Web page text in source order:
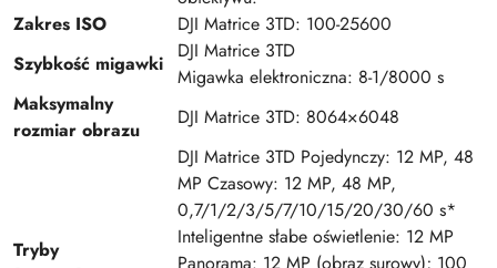
Zakres ISO
DJI Matrice 3TD: 100-25600
Szybkość migawki
DJI Matrice 3TD
Migawka elektroniczna: 8-1/8000 s
Maksymalny
rozmiar obrazu
DJI Matrice 3TD: 8064×6048
Tryby
DJI Matrice 3TD Pojedynczy: 12 MP, 48
MP Czasowy: 12 MP, 48 MP,
0,7/1/2/3/5/7/10/15/20/30/60 s*
Inteligentne słabe oświetlenie: 12 MP